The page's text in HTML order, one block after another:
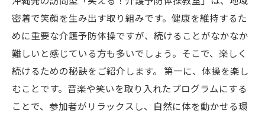
密着で笑顔を生み出す取り組みです。健康を維持するた
めに重要な介護予防体操ですが、続けることがなかなか
難しいと感じている方も多いでしょう。そこで、楽しく
続けるための秘訣をご紹介します。 第一に、体操を楽し
むことです。音楽や笑いを取り入れたプログラムにする
ことで、参加者がリラックスし、自然に体を動かせる環